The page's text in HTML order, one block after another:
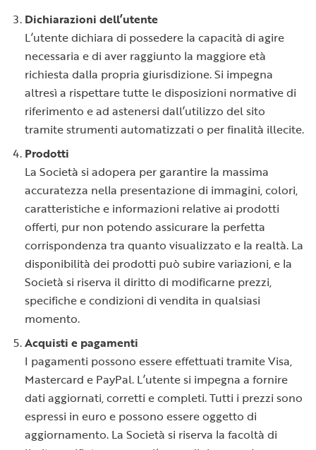
Dichiarazioni dell’utente
L’utente dichiara di possedere la capacità di agire
necessaria e di aver raggiunto la maggiore età
richiesta dalla propria giurisdizione. Si impegna
altresì a rispettare tutte le disposizioni normative di
riferimento e ad astenersi dall’utilizzo del sito
tramite strumenti automatizzati o per finalità illecite.
Prodotti
La Società si adopera per garantire la massima
accuratezza nella presentazione di immagini, colori,
caratteristiche e informazioni relative ai prodotti
offerti, pur non potendo assicurare la perfetta
corrispondenza tra quanto visualizzato e la realtà. La
disponibilità dei prodotti può subire variazioni, e la
Società si riserva il diritto di modificarne prezzi,
specifiche e condizioni di vendita in qualsiasi
momento.
Acquisti e pagamenti
I pagamenti possono essere effettuati tramite Visa,
Mastercard e PayPal. L’utente si impegna a fornire
dati aggiornati, corretti e completi. Tutti i prezzi sono
espressi in euro e possono essere oggetto di
aggiornamento. La Società si riserva la facoltà di